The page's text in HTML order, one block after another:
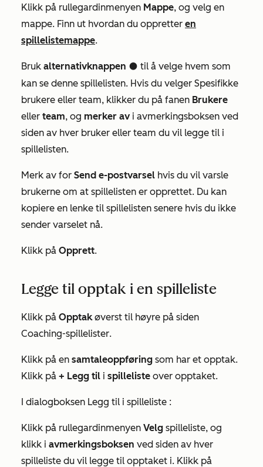
Klikk på rullegardinmenyen Mappe, og velg en
mappe. Finn ut hvordan du oppretter en
spillelistemappe.
Bruk alternativknappen circleFilled til å velge hvem som
kan se denne spillelisten. Hvis du velger Spesifikke
brukere eller team, klikker du på fanen Brukere
eller team, og merker avi avmerkingsboksen ved
siden av hver bruker eller team du vil legge til i
spillelisten.
Merk av for Send e-postvarsel hvis du vil varsle
brukerne om at spillelisten er opprettet. Du kan
kopiere en lenke til spillelisten senere hvis du ikke
sender varselet nå.
Klikk på Opprett.
Legge til opptak i en spilleliste
Klikk på Opptakøverst til høyre på siden
Coaching-spillelister.
Klikk på en samtaleoppføring som har et opptak.
Klikk på + Legg til i spilleliste over opptaket.
I dialogboksen Legg til i spilleliste :
Klikk på rullegardinmenyen Velg spilleliste, og
klikk i avmerkingsboksen ved siden av hver
spilleliste du vil legge til opptaket i. Klikk på